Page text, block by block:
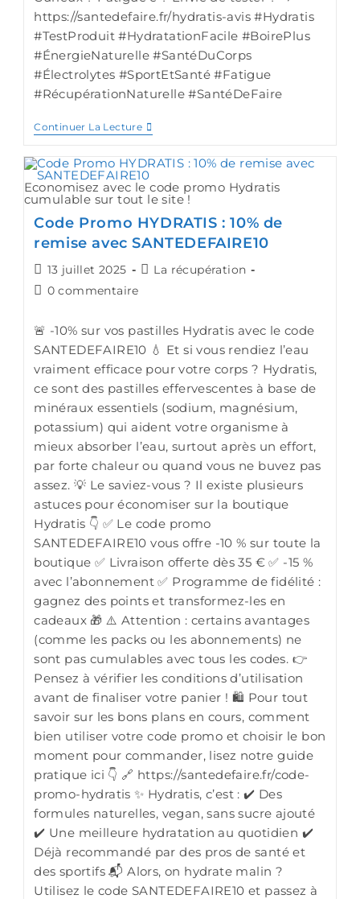
https://santedefaire.fr/hydratis-avis #Hydratis
#TestProduit #HydratationFacile #BoirePlus
#ÉnergieNaturelle #SantéDuCorps
#Électrolytes #SportEtSanté #Fatigue
#RécupérationNaturelle #SantéDeFaire
Continuer La Lecture
Economisez avec le code promo Hydratis
cumulable sur tout le site !
Code Promo HYDRATIS : 10% de
remise avec SANTEDEFAIRE10
13 juillet 2025
La récupération
0 commentaire
🚨 -10% sur vos pastilles Hydratis avec le code
SANTEDEFAIRE10 💧 Et si vous rendiez l’eau
vraiment efficace pour votre corps ? Hydratis,
ce sont des pastilles effervescentes à base de
minéraux essentiels (sodium, magnésium,
potassium) qui aident votre organisme à
mieux absorber l’eau, surtout après un effort,
par forte chaleur ou quand vous ne buvez pas
assez. 💡 Le saviez-vous ? Il existe plusieurs
astuces pour économiser sur la boutique
Hydratis 👇 ✅ Le code promo
SANTEDEFAIRE10 vous offre -10 % sur toute la
boutique ✅ Livraison offerte dès 35 € ✅ -15 %
avec l’abonnement ✅ Programme de fidélité :
gagnez des points et transformez-les en
cadeaux 🎁 ⚠️ Attention : certains avantages
(comme les packs ou les abonnements) ne
sont pas cumulables avec tous les codes. 👉
Pensez à vérifier les conditions d’utilisation
avant de finaliser votre panier ! 🛍️ Pour tout
savoir sur les bons plans en cours, comment
bien utiliser votre code promo et choisir le bon
moment pour commander, lisez notre guide
pratique ici 👇 🔗 https://santedefaire.fr/code-
promo-hydratis ✨ Hydratis, c’est : ✔️ Des
formules naturelles, vegan, sans sucre ajouté
✔️ Une meilleure hydratation au quotidien ✔️
Déjà recommandé par des pros de santé et
des sportifs 📬 Alors, on hydrate malin ?
Utilisez le code SANTEDEFAIRE10 et passez à